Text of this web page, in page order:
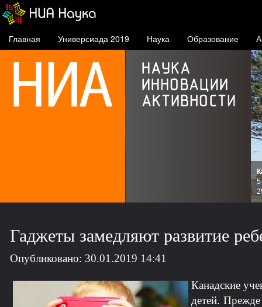
Главная Универсиада 2019 Наука Образование
5
Гаджеты замедляют развитие
Опубликовано: 30.01.2019 14:41
Канадские
детей.